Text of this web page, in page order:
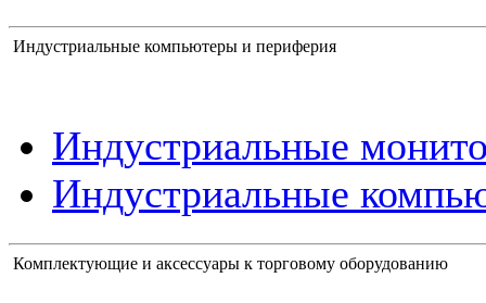
Индустриальные компьютеры и периферия
Индустриальные
Индустриальные
Комплектующие и аксессуары к торговому оборудованию